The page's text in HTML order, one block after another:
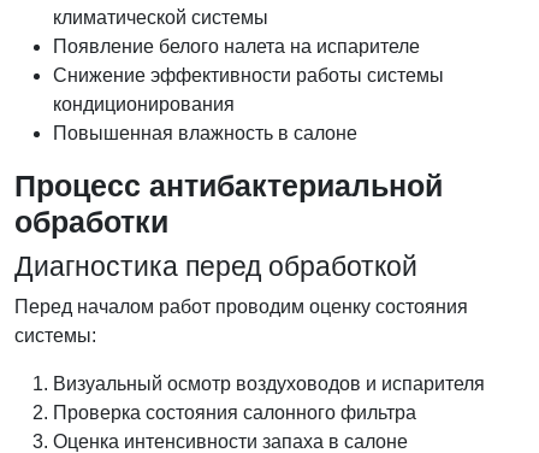
климатической системы
Появление белого налета на испарителе
Снижение эффективности работы системы
кондиционирования
Повышенная влажность в салоне
Процесс антибактериальной
обработки
Диагностика перед обработкой
Перед началом работ проводим оценку состояния
системы:
Визуальный осмотр воздуховодов и испарителя
Проверка состояния салонного фильтра
Оценка интенсивности запаха в салоне